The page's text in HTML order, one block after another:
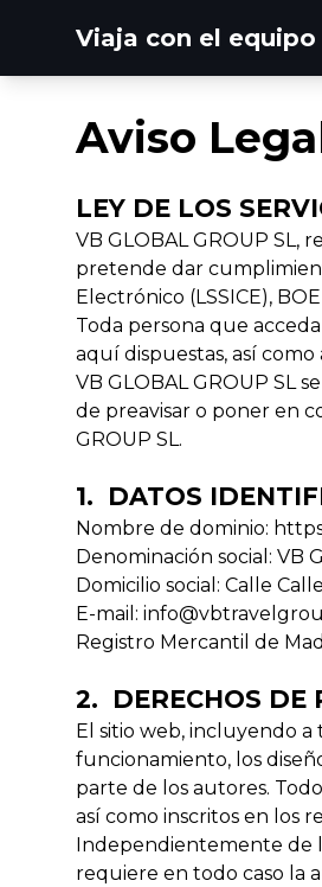
Viaja con el equipo
Aviso
LEY DE LOS
VB GLOBAL GROUP SL,
pretende dar
Electrónico (LSSICE),
Toda persona que
aquí dispuestas, así
VB GLOBAL GROUP SL
de preavisar o poner en
GROUP SL.
1. DATOS
Nombre de dominio:
Denominación social: VB
Domicilio social: Calle
E-mail:
Registro Mercantil de
2. DERECHOS DE
El sitio web, incluyendo
funcionamiento, los
parte de los autores.
así como inscritos en los
Independientemente de
requiere en todo caso la